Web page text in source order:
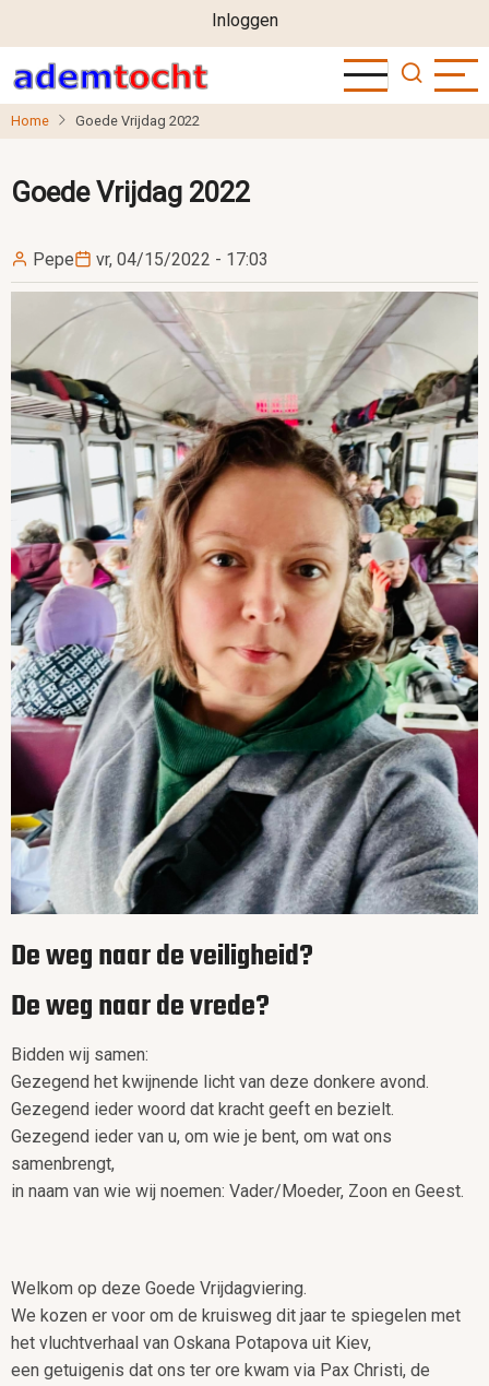
naar
de
inhoud
User
account
menu
Inloggen
Home Goede Vrijdag 2022
Goede Vrijdag 2022
Pepe vr, 04/15/2022 - 17:03
De weg naar de veiligheid?
De weg naar de vrede?
Bidden wij samen:
Gezegend het kwijnende licht van deze donkere avond.
Gezegend ieder woord dat kracht geeft en bezielt.
Gezegend ieder van u, om wie je bent, om wat ons
samenbrengt,
in naam van wie wij noemen: Vader/Moeder, Zoon en Geest.
Welkom op deze Goede Vrijdagviering.
We kozen er voor om de kruisweg dit jaar te spiegelen met
het vluchtverhaal van Oskana Potapova uit Kiev,
een getuigenis dat ons ter ore kwam via Pax Christi, de